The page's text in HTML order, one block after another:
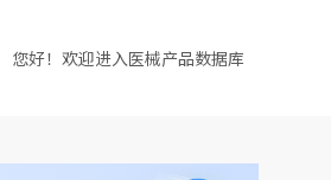
您好！欢迎进入医械产品数据库